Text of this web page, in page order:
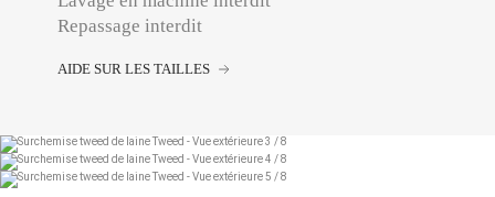
Repassage interdit
AIDE SUR LES TAILLES